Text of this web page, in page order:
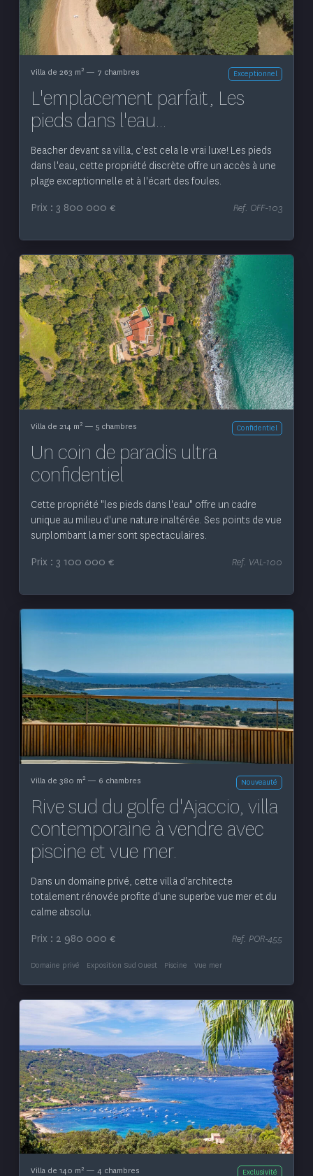
Villa de 263 m2— 7 chambres Exceptionnel
L'emplacement parfait, Les
pieds dans l'eau...
Beacher devant sa villa, c'est cela le vrai luxe! Les pieds
dans l'eau, cette propriété discrète offre un accès à une
plage exceptionnelle et à l'écart des foules.
Prix : 3 800 000 €
Ref. OFF-103
Voir le bien
Villa de 214 m2— 5 chambres Confidentiel
Un coin de paradis ultra
confidentiel
Cette propriété "les pieds dans l'eau" offre un cadre
unique au milieu d'une nature inaltérée. Ses points de vue
surplombant la mer sont spectaculaires.
Prix : 3 100 000 €
Ref. VAL-100
Voir le bien
Villa de 380 m2— 6 chambres Nouveauté
Rive sud du golfe d'Ajaccio, villa
contemporaine à vendre avec
piscine et vue mer.
Dans un domaine privé, cette villa d'architecte
totalement rénovée profite d'une superbe vue mer et du
calme absolu.
Prix : 2 980 000 €
Ref. POR-455
Domaine privé Exposition Sud Ouest Piscine Vue mer
Voir le bien
Villa de 140 m2— 4 chambres Exclusivité
Ne manquez pas les
offres de l'Agence
Corsica Luxury Estate
informés de nos nouveautés, de nos exclusivités, de
nos biens confidentiels et de notre actualité.
E-
*